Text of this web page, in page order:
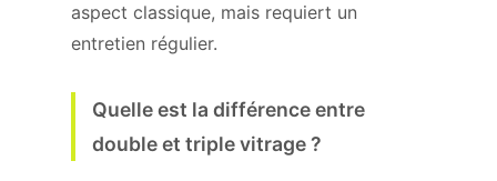
aspect classique, mais requiert un
entretien régulier.
Quelle est la différence entre
double et triple vitrage ?